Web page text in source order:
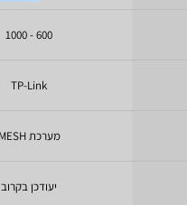
600 - 1000
TP-Link
מערכת MESH
יעודכן בקרוב